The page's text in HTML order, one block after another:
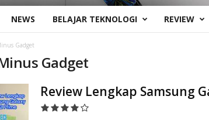
e
c
h
NEWS BELAJAR TEKNOLOGI REVIEW
Gadget
Gadget
Review Lengkap Samsung